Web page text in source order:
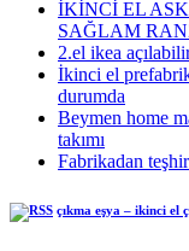
İKİNCİ EL
SAĞLAM
2.el ikea
İkinci el
durumda
Beymen home
takımı
Fabrikadan
çıkma eşya – ikinci el